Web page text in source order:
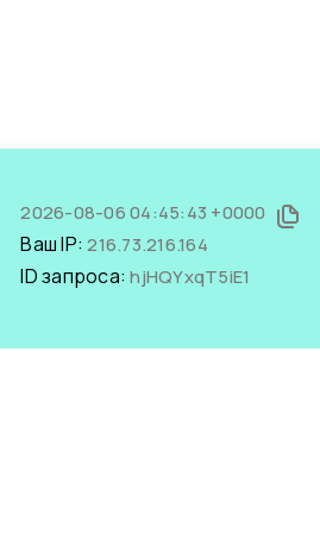
2026-08-06 04:45:43 +0000
Ваш IP:216.73.216.164
ID запроса:hjHQYxqT5iE1